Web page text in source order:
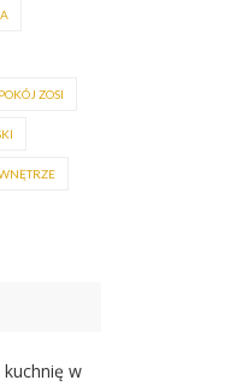
POKÓJ ZOSI
kuchnię w